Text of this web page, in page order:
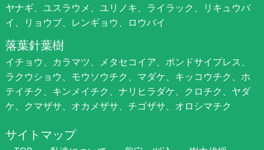
ヤナギ、ユスラウメ、ユリノキ、ライラック、リキュウバ
イ、リョウブ、レンギョウ、ロウバイ
落葉針葉樹
イチョウ、カラマツ、メタセコイア、ポンドサイプレス、
ラクウショウ、モウソウチク、マダケ、キッコウチク、ホ
テイチク、キンメイチク、ナリヒラダケ、クロチク、ヤダ
ケ、クマザサ、オカメザサ、チゴザサ、オロシマチク
サイトマップ